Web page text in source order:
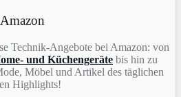
Technik-Angebote bei Amazon: von
und Küchengeräte bis hin zu
Möbel und Artikel des täglichen
Highlights!